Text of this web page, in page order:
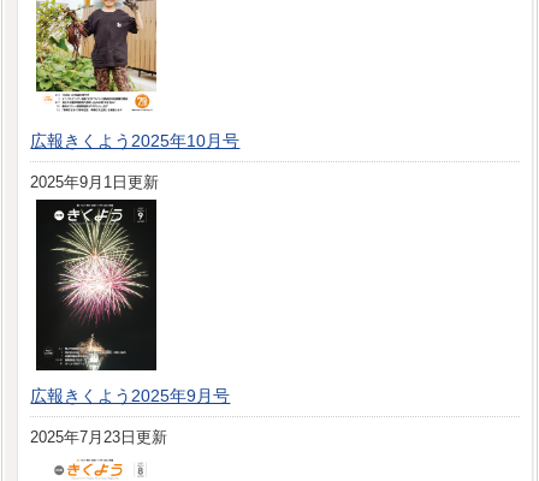
広報きくよう2025年10月号
2025年9月1日更新
広報きくよう2025年9月号
2025年7月23日更新